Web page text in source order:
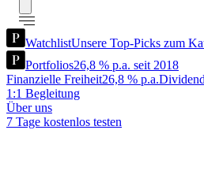
WatchlistUnsere Top-Picks zum
Portfolios26,8 % p.a. seit 2018
Finanzielle Freiheit26,8 % p.a.
1:1 Begleitung
Über uns
7 Tage kostenlos testen